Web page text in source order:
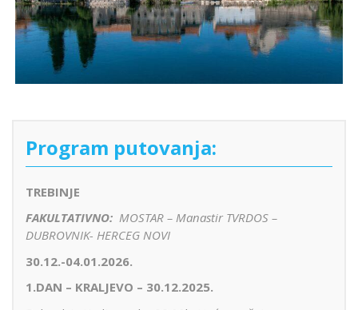
Program putovanja:
TREBINJE
FAKULTATIVNO: MOSTAR – Manastir TVRDOS –
DUBROVNIK- HERCEG NOVI
30.12.-04.01.2026.
1.DAN – KRALJEVO – 30.12.2025.